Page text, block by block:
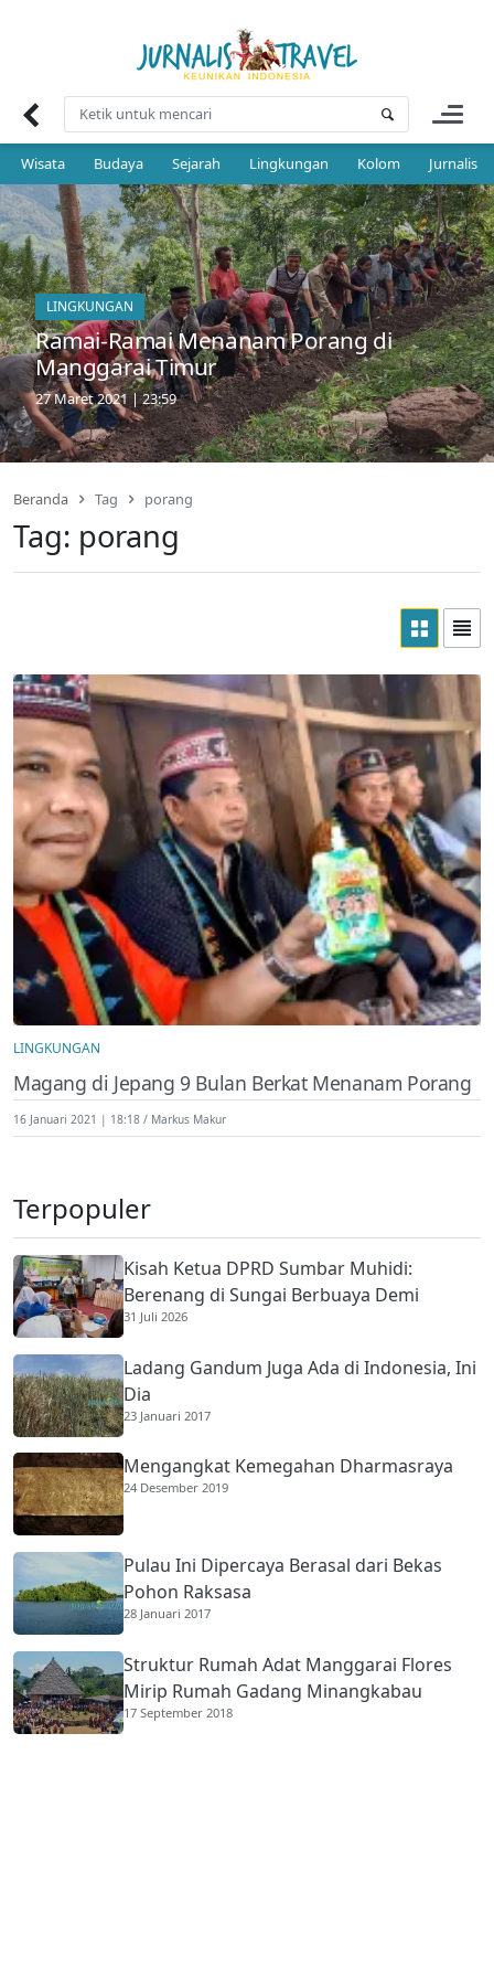
Wisata Budaya Sejarah Lingkungan Kolom Jurnalis
LINGKUNGAN
Ramai-Ramai Menanam Porang di
Manggarai Timur
27 Maret 2021 | 23:59
Beranda Tag porang
Tag: porang
LINGKUNGAN
Magang di Jepang 9 Bulan Berkat Menanam Porang
16 Januari 2021 | 18:18 Markus Makur
Terpopuler
Kisah Ketua DPRD Sumbar Muhidi:
Berenang di Sungai Berbuaya Demi
Membantu Ekonomi Orang Tua
31 Juli 2026
Ladang Gandum Juga Ada di Indonesia, Ini
Dia
23 Januari 2017
Mengangkat Kemegahan Dharmasraya
24 Desember 2019
Pulau Ini Dipercaya Berasal dari Bekas
Pohon Raksasa
28 Januari 2017
Struktur Rumah Adat Manggarai Flores
Mirip Rumah Gadang Minangkabau
17 September 2018